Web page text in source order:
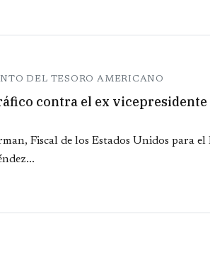
DEL TESORO AMERICANO
contra el ex vicepresidente
Fiscal de los Estados Unidos para